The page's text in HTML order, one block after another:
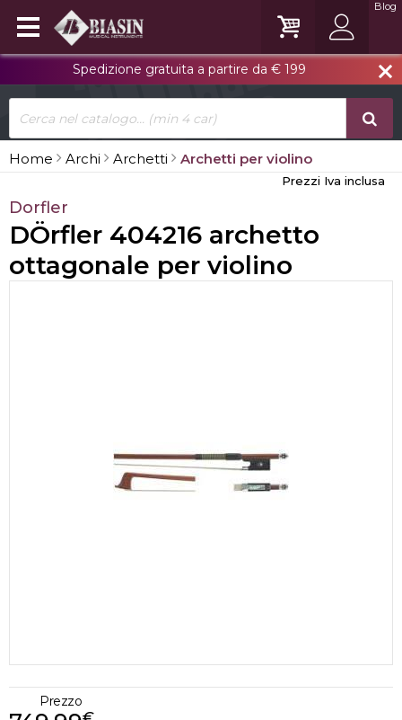
close
Spedizione gratuita a partire da € 199
Blog
Home Archi Archetti Archetti per violino
Prezzi Iva inclusa
Dorfler
DÖrfler 404216 archetto
ottagonale per violino
Prezzo